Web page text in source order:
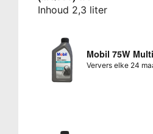
Inhoud 2,3 liter
Mobil 75W
Ververs elke 24